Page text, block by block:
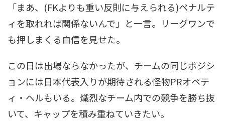
「まあ、(FKよりも重い反則に与えられる)ペナルテ
ィを取れれば関係ないんで」と一言。リーグワンで
も押しまくる自信を見せた。
この日は出場ならなかったが、チームの同じポジシ
ョンには日本代表入りが期待される怪物PRオペテ
ィ・ヘルもいる。熾烈なチーム内での競争を勝ち抜
いて、キャップを積み重ねていきたい。